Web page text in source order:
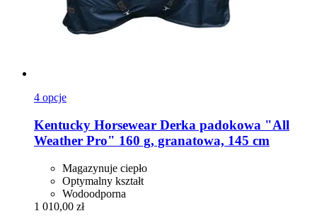
4 opcje
Kentucky Horsewear Derka padokowa "All
Weather Pro" 160 g, granatowa, 145 cm
Magazynuje ciepło
Optymalny kształt
Wodoodporna
1 010,00 zł